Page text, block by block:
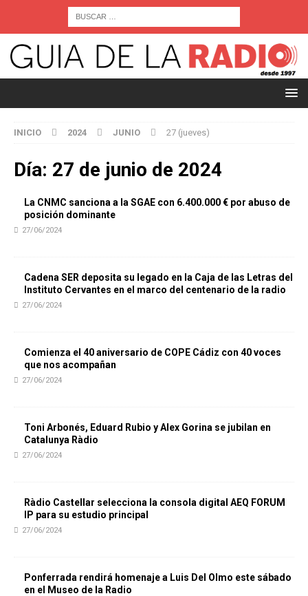
INICIO 2024 JUNIO 27 (jueves)
Día: 27 de junio de 2024
La CNMC sanciona a la SGAE con 6.400.000 € por abuso de
posición dominante
27/06/2024
Cadena SER deposita su legado en la Caja de las Letras del
Instituto Cervantes en el marco del centenario de la radio
27/06/2024
Comienza el 40 aniversario de COPE Cádiz con 40 voces
que nos acompañan
27/06/2024
Toni Arbonés, Eduard Rubio y Alex Gorina se jubilan en
Catalunya Ràdio
27/06/2024
Ràdio Castellar selecciona la consola digital AEQ FORUM
IP para su estudio principal
27/06/2024
Ponferrada rendirá homenaje a Luis Del Olmo este sábado
en el Museo de la Radio